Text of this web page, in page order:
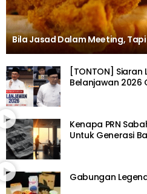
Bila Jasad Dalam Meeting,
[TONTON]
Belanjawan 2026
Kenapa PRN
Untuk Generasi
Gabungan